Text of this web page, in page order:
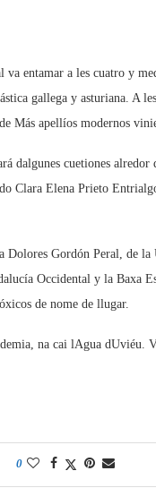
va entamar a les cuatro y
gallega y asturiana. A
apellíos modernos
dalgunes cuetiones alredor
Clara Elena Prieto
Gordón Peral, de
Occidental y la
de nome de llugar.
na cai lAgua
0